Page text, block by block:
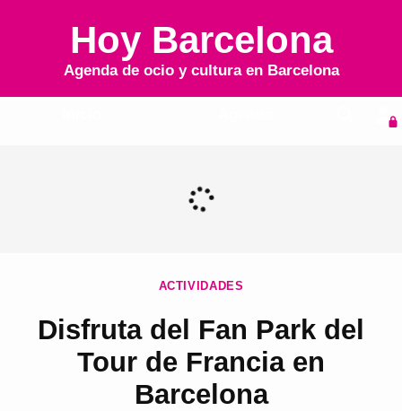
Hoy Barcelona
Agenda de ocio y cultura en Barcelona
ACTIVIDADES
Disfruta del Fan Park del
Tour de Francia en
Barcelona